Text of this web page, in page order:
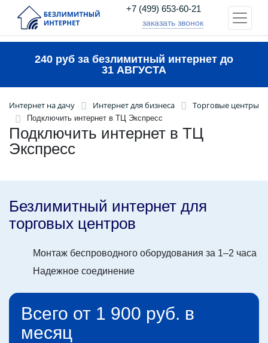
+7 (499) 653-60-21
заказать звонок
240 руб за безлимитный интернет до
31 АВГУСТА
Интернет на дачу Интернет для бизнеса Торговые центры
Подключить интернет в ТЦ Экспресс
Подключить интернет в ТЦ
Экспресс
Безлимитный интернет для
торговых центров
Монтаж беспроводного оборудования за 1–2 часа
Надежное соединение
Всего от 1 900 руб. в
месяц